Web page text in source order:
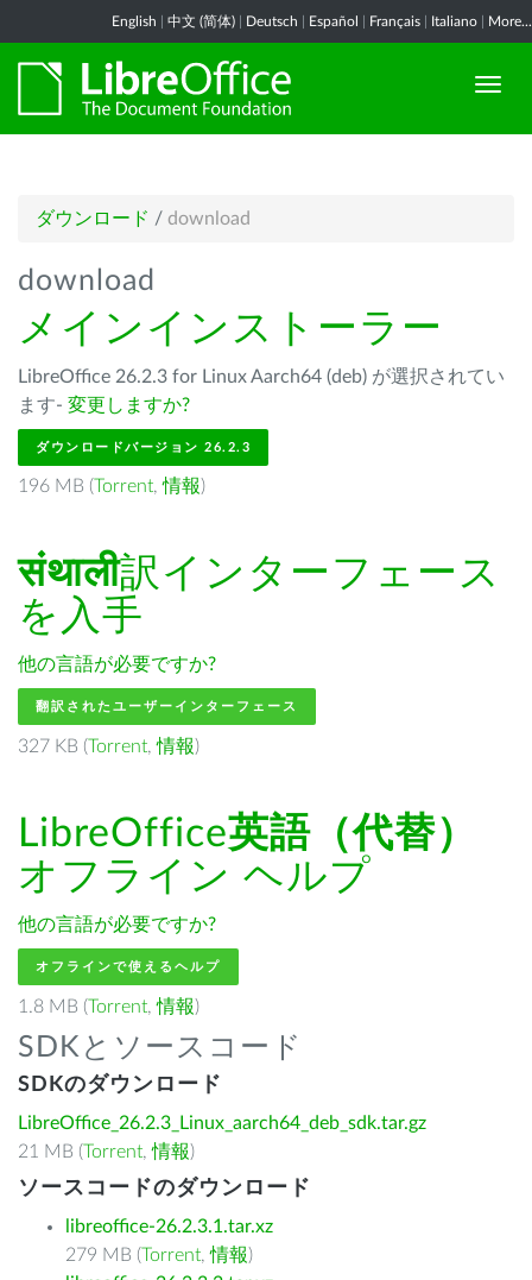
English 中文 (简体) Deutsch Español Français Italiano More...
ダウンロード / download
download
メインインストーラー
LibreOffice 26.2.3 for Linux Aarch64 (deb) が選択されてい
ます- 変更しますか?
ダウンロードバージョン 26.2.3
196 MB (Torrent,情報)
संथाली訳インターフェース
を入手
他の言語が必要ですか?
翻訳されたユーザーインターフェース
327 KB (Torrent,情報)
LibreOffice英語（代替）
オフライン ヘルプ
他の言語が必要ですか?
オフラインで使えるヘルプ
1.8 MB (Torrent,情報)
SDKとソースコード
SDKのダウンロード
LibreOffice_26.2.3_Linux_aarch64_deb_sdk.tar.gz
21 MB (Torrent,情報)
ソースコードのダウンロード
libreoffice-26.2.3.1.tar.xz
279 MB (Torrent,情報)